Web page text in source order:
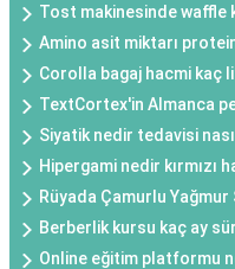
Tost makinesinde waffle
Amino asit miktarı
Corolla bagaj hacmi kaç
TextCortex'in Almanca
Siyatik nedir tedavisi
Hipergami nedir kırmızı
Rüyada Çamurlu Yağmur
Berberlik kursu kaç ay
Online eğitim platformu